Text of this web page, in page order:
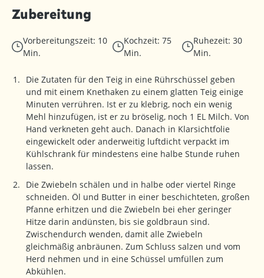
Zubereitung
Vorbereitungszeit: 10
Min.
Kochzeit: 75
Min.
Ruhezeit: 30
Min.
Die Zutaten für den Teig in eine Rührschüssel geben
und mit einem Knethaken zu einem glatten Teig einige
Minuten verrühren. Ist er zu klebrig, noch ein wenig
Mehl hinzufügen, ist er zu bröselig, noch 1 EL Milch. Von
Hand verkneten geht auch. Danach in Klarsichtfolie
eingewickelt oder anderweitig luftdicht verpackt im
Kühlschrank für mindestens eine halbe Stunde ruhen
lassen.
Die Zwiebeln schälen und in halbe oder viertel Ringe
schneiden. Öl und Butter in einer beschichteten, großen
Pfanne erhitzen und die Zwiebeln bei eher geringer
Hitze darin andünsten, bis sie goldbraun sind.
Zwischendurch wenden, damit alle Zwiebeln
gleichmäßig anbräunen. Zum Schluss salzen und vom
Herd nehmen und in eine Schüssel umfüllen zum
Abkühlen.